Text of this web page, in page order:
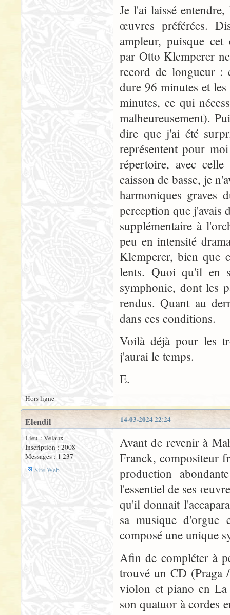
Je l'ai laissé
œuvres préférées.
ampleur, puisque
par Otto Klemperer
record de longueur :
dure 96 minutes et
minutes, ce qui
malheureusement).
dire que j'ai été
représentent pour
répertoire, avec
caisson de basse, je
harmoniques graves
perception que j'avais
supplémentaire à
peu en intensité
Klemperer, bien que
lents. Quoi qu'il en
symphonie, dont les
rendus. Quant au
dans ces conditions.
Voilà déjà pour les
j'aurai le temps.
E.
Hors ligne
14-03-2024 22:24
Elendil
Lieu : Velaux
Inscription : 2008
Messages : 1 237
Site Web
Avant de revenir à
Franck, compositeur
production
l'essentiel de ses
qu'il donnait
sa musique d'orgue
composé une unique
Afin de compléter à
trouvé un CD (Praga
violon et piano en
son quatuor à cordes